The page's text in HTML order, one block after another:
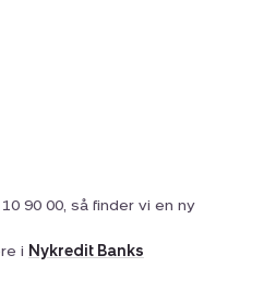
90 00, så finder vi en ny
i Nykredit Banks